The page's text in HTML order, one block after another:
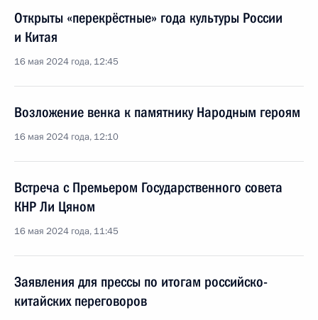
Открыты «перекрёстные» года культуры России
и Китая
16 мая 2024 года, 12:45
Возложение венка к памятнику Народным героям
16 мая 2024 года, 12:10
Встреча с Премьером Государственного совета
КНР Ли Цяном
16 мая 2024 года, 11:45
Заявления для прессы по итогам российско-
китайских переговоров